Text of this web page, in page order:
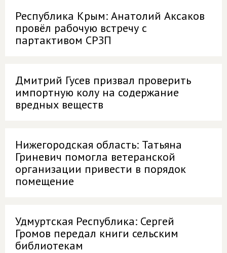
Республика Крым: Анатолий Аксаков
провёл рабочую встречу с
партактивом СРЗП
Дмитрий Гусев призвал проверить
импортную колу на содержание
вредных веществ
Нижегородская область: Татьяна
Гриневич помогла ветеранской
организации привести в порядок
помещение
Удмуртская Республика: Сергей
Громов передал книги сельским
библиотекам